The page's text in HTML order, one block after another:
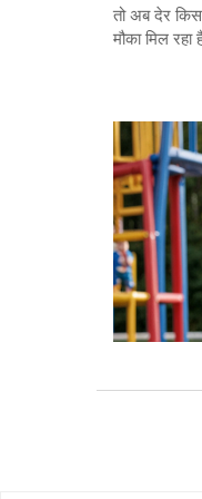
तो अब देर
मौका मिल